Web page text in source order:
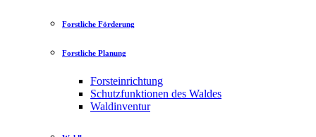
Forstliche Förderung
Forstliche Planung
Forsteinrichtung
Schutzfunktionen des Waldes
Waldinventur